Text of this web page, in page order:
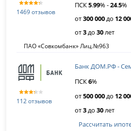
1469 отзывов
ПСК5.99% -24.5%
от300 000до 12
от3до30лет
ПАО «Совкомбанк» Лиц.№963
112 отзывов
Банк ДОМ.РФ -
ПСК6%
от500 000до 12
от3до30лет
Рассчитать